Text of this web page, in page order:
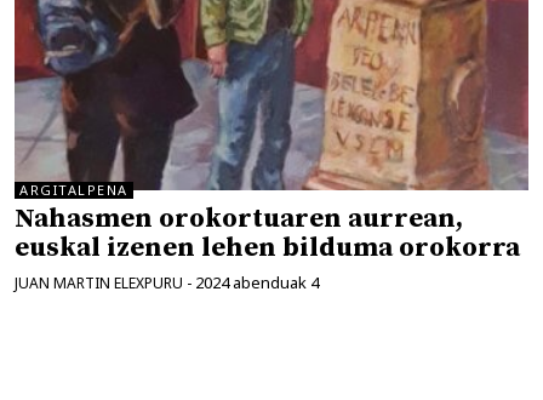
ARGITALPENA
Nahasmen orokortuaren aurrean,
euskal izenen lehen bilduma orokorra
JUAN MARTIN ELEXPURU - 2024 abenduak 4